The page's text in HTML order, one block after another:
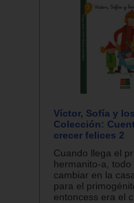
Víctor, Sofía y
Colección:
crecer felices 2
Cuando llega el
hermanito-a, todo
cambiar en la
para el
entoncess era el